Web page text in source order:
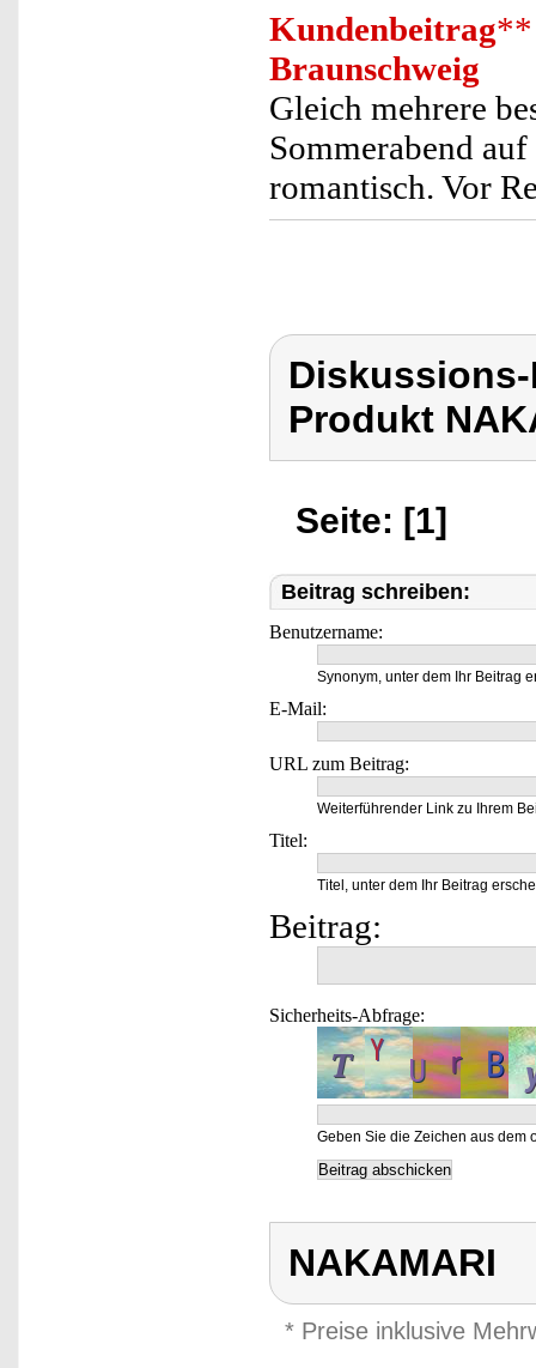
Kundenbeitrag**
Braunschweig
Gleich mehrere
Sommerabend
romantisch. Vor
Produkt
Seite: [1]
Beitrag schreiben:
Benutzername:
Synonym, unter dem Ihr Beitrag
E-Mail:
URL zum Beitrag:
Weiterführender Link zu Ihrem
Titel:
Titel, unter dem Ihr Beitrag
Beitrag:
Sicherheits-Abfrage:
Geben Sie die Zeichen aus dem
NAKAMARI
* Preise inklusive